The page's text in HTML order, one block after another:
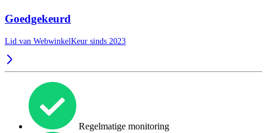
Goedgekeurd
Lid van WebwinkelKeur sinds 2023
Regelmatige monitoring